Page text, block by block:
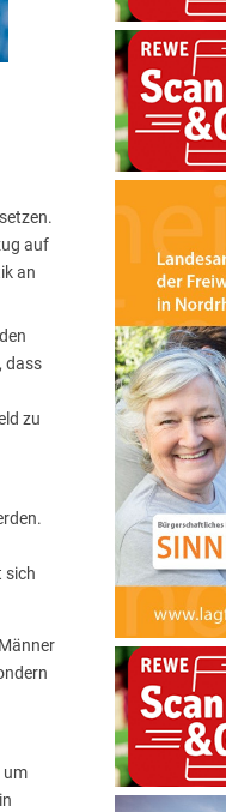
auf
an
dass
zu
sich
um